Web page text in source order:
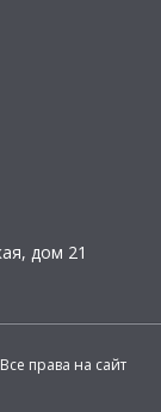
дом 21
права на сайт